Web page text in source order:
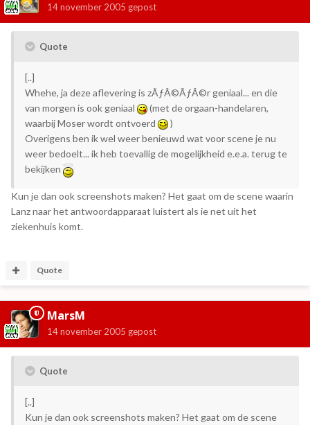
14 november 2005 gepost
Quote
[..]
Whehe, ja deze aflevering is zÃƒÂ©ÃƒÂ©r geniaal... en die
van morgen is ook geniaal
(met de orgaan-handelaren,
waarbij Moser wordt ontvoerd
)
Overigens ben ik wel weer benieuwd wat voor scene je nu
weer bedoelt... ik heb toevallig de mogelijkheid e.e.a. terug te
bekijken
Kun je dan ook screenshots maken? Het gaat om de scene waarin
Lanz naar het antwoordapparaat luistert als ie net uit het
ziekenhuis komt.
Quote
MarsM
14 november 2005 gepost
Quote
[..]
Kun je dan ook screenshots maken? Het gaat om de scene